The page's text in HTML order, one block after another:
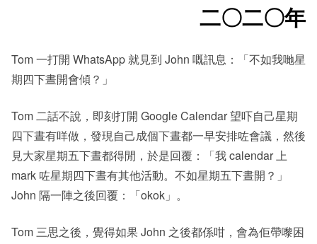
二〇二〇年
Tom 一打開 WhatsApp 就見到 John 嘅訊息：「不如我哋星
期四下晝開會傾？」
Tom 二話不說，即刻打開 Google Calendar 望吓自己星期
四下晝有咩做，發現自己成個下晝都一早安排咗會議，然後
見大家星期五下晝都得閒，於是回覆：「我 calendar 上
mark 咗星期四下晝有其他活動。不如星期五下晝開？」
John 隔一陣之後回覆：「okok」。
Tom 三思之後，覺得如果 John 之後都係咁，會為佢帶嚟困